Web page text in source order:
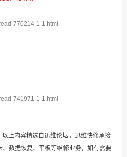
770214-1-1.html
741971-1-1.html
以上内容精选自迅维论坛，迅维快修承接
数据恢复、平板等维修业务，如有需要